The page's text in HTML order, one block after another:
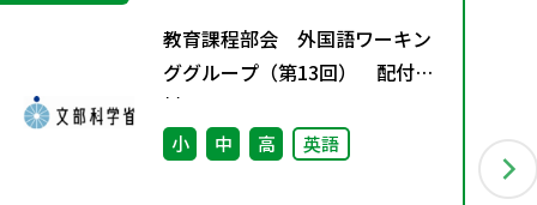
教育課程部会 外国語ワーキン
ググループ（第13回） 配付資
料
小 中 高 英語